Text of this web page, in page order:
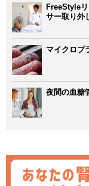
FreeStyle
サー取り外
マイクロプ
夜間の血糖